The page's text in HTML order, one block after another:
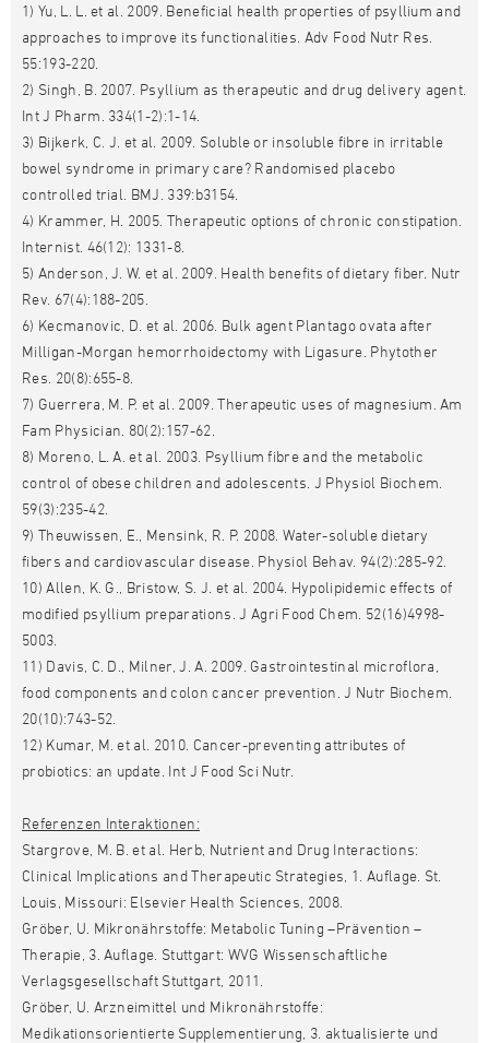
1) Yu, L. L. et al. 2009. Beneficial health properties of psyllium and
approaches to improve its functionalities. Adv Food Nutr Res.
55:193-220.
2) Singh, B. 2007. Psyllium as therapeutic and drug delivery agent.
Int J Pharm. 334(1-2):1-14.
3) Bijkerk, C. J. et al. 2009. Soluble or insoluble fibre in irritable
bowel syndrome in primary care? Randomised placebo
controlled trial. BMJ. 339:b3154.
4) Krammer, H. 2005. Therapeutic options of chronic constipation.
Internist. 46(12): 1331-8.
5) Anderson, J. W. et al. 2009. Health benefits of dietary fiber. Nutr
Rev. 67(4):188-205.
6) Kecmanovic, D. et al. 2006. Bulk agent Plantago ovata after
Milligan-Morgan hemorrhoidectomy with Ligasure. Phytother
Res. 20(8):655-8.
7) Guerrera, M. P. et al. 2009. Therapeutic uses of magnesium. Am
Fam Physician. 80(2):157-62.
8) Moreno, L. A. et al. 2003. Psyllium fibre and the metabolic
control of obese children and adolescents. J Physiol Biochem.
59(3):235-42.
9) Theuwissen, E., Mensink, R. P. 2008. Water-soluble dietary
fibers and cardiovascular disease. Physiol Behav. 94(2):285-92.
10) Allen, K. G., Bristow, S. J. et al. 2004. Hypolipidemic effects of
modified psyllium preparations. J Agri Food Chem. 52(16)4998-
5003.
11) Davis, C. D., Milner, J. A. 2009. Gastrointestinal microflora,
food components and colon cancer prevention. J Nutr Biochem.
20(10):743-52.
12) Kumar, M. et al. 2010. Cancer-preventing attributes of
probiotics: an update. Int J Food Sci Nutr.
Referenzen Interaktionen:
Stargrove, M. B. et al. Herb, Nutrient and Drug Interactions:
Clinical Implications and Therapeutic Strategies, 1. Auflage. St.
Louis, Missouri: Elsevier Health Sciences, 2008.
Gröber, U. Mikronährstoffe: Metabolic Tuning –Prävention –
Therapie, 3. Auflage. Stuttgart: WVG Wissenschaftliche
Verlagsgesellschaft Stuttgart, 2011.
Gröber, U. Arzneimittel und Mikronährstoffe:
Medikationsorientierte Supplementierung, 3. aktualisierte und